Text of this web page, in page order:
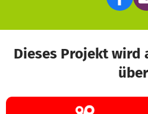
Dieses Projekt wird
über